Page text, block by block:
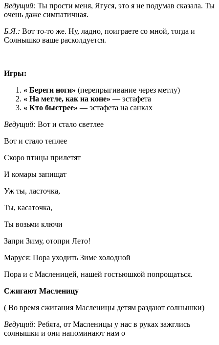
Ведущий: Ты прости меня, Ягуся, это я не подумав сказала. Ты
очень даже симпатичная.
Б.Я.: Вот то-то же. Ну, ладно, поиграете со мной, тогда и
Солнышко ваше расколдуется.
Игры:
« Береги ноги» (перепрыгивание через метлу)
« На метле, как на коне» —эстафета
« Кто быстрее» — эстафета на санках
Ведущий: Вот и стало светлее
Вот и стало теплее
Скоро птицы прилетят
И комары запищат
Уж ты, ласточка,
Ты, касаточка,
Ты возьми ключи
Запри Зиму, отопри Лето!
Маруся: Пора уходить Зиме холодной
Пора и с Масленицей, нашей гостьюшкой попрощаться.
Сжигают Масленицу
( Во время сжигания Масленицы детям раздают солнышки)
Ведущий: Ребята, от Масленицы у нас в руках зажглись
солнышки и они напоминают нам о